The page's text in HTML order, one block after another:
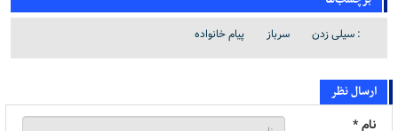
: سیلی زدن سرباز پیام خانواده
ارسال نظر
نام *